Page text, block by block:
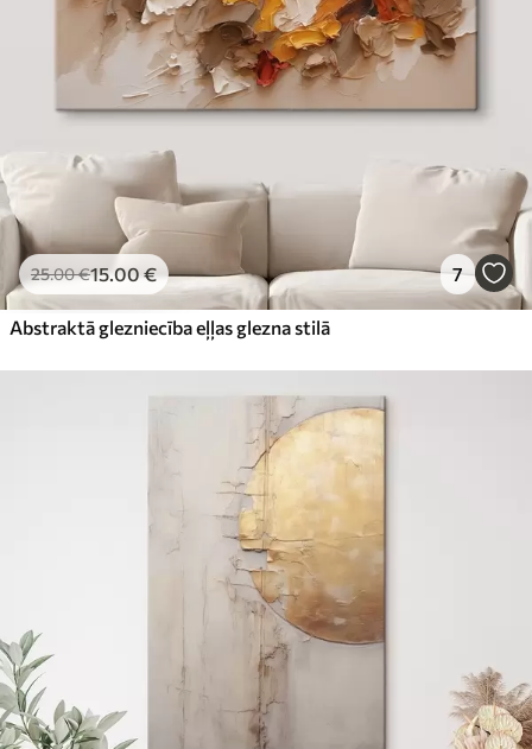
25.00€15.00€ 7
Abstraktā glezniecība eļļas glezna stilā